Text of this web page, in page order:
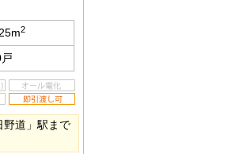
2
道」駅まで